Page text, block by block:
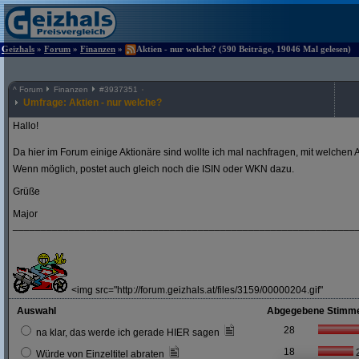
Geizhals » Forum » Finanzen » Aktien - nur welche? (590 Beiträge, 19046 Mal gelesen)
^ Forum Finanzen #3937351
Umfrage: Aktien - nur welche?
Hallo!
Da hier im Forum einige Aktionäre sind wollte ich mal nachfragen, mit welchen
Wenn möglich, postet auch gleich noch die ISIN oder WKN dazu.
Grüße
Major
<img src="http://forum.geizhals.at/files/3159/00000204.gif"
Auswahl
Abgegebene
na klar, das werde ich gerade HIER sagen
28
Würde von Einzeltitel abraten 18